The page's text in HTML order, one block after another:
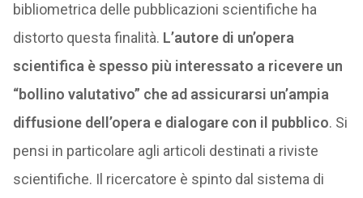
bibliometrica delle pubblicazioni scientifiche ha
distorto questa finalità. L’autore di un’opera
scientifica è spesso più interessato a ricevere un
“bollino valutativo” che ad assicurarsi un’ampia
diffusione dell’opera e dialogare con il pubblico. Si
pensi in particolare agli articoli destinati a riviste
scientifiche. Il ricercatore è spinto dal sistema di